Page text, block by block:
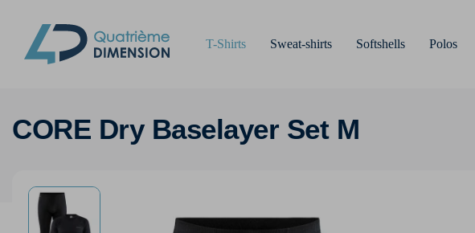
T-Shirts Sweat-shirts Softshells Polos
CORE Dry Baselayer Set M